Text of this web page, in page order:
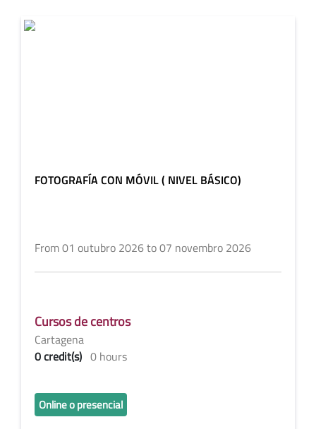
FOTOGRAFÍA CON MÓVIL ( NIVEL BÁSICO)
From 01 outubro 2026 to 07 novembro 2026
Cursos de centros
Cartagena
0 credit(s) 0 hours
Online o presencial